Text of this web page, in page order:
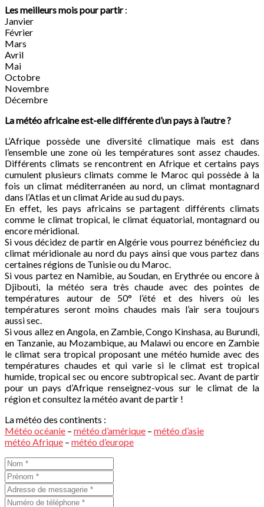
Les meilleurs mois pour partir:
Janvier
Février
Mars
Avril
Mai
Octobre
Novembre
Décembre
La météo africaine est-elle différente d’un pays à l’autre ?
L’Afrique possède une diversité climatique mais est dans
l’ensemble une zone où les températures sont assez chaudes.
Différents climats se rencontrent en Afrique et certains pays
cumulent plusieurs climats comme le Maroc qui possède à la
fois un climat méditerranéen au nord, un climat montagnard
dans l’Atlas et un climat Aride au sud du pays.
En effet, les pays africains se partagent différents climats
comme le climat tropical, le climat équatorial, montagnard ou
encore méridional.
Si vous décidez de partir en Algérie vous pourrez bénéficiez du
climat méridionale au nord du pays ainsi que vous partez dans
certaines régions de Tunisie ou du Maroc.
Si vous partez en Namibie, au Soudan, en Erythrée ou encore à
Djibouti, la météo sera très chaude avec des pointes de
températures autour de 50° l’été et des hivers où les
températures seront moins chaudes mais l’air sera toujours
aussi sec.
Si vous allez en Angola, en Zambie, Congo Kinshasa, au Burundi,
en Tanzanie, au Mozambique, au Malawi ou encore en Zambie
le climat sera tropical proposant une météo humide avec des
températures chaudes et qui varie si le climat est tropical
humide, tropical sec ou encore subtropical sec. Avant de partir
pour un pays d’Afrique renseignez-vous sur le climat de la
région et consultez la météo avant de partir !
La météo des continents :
Météo océanie – météo d’amérique – météo d’asie
météo Afrique – météo d’europe